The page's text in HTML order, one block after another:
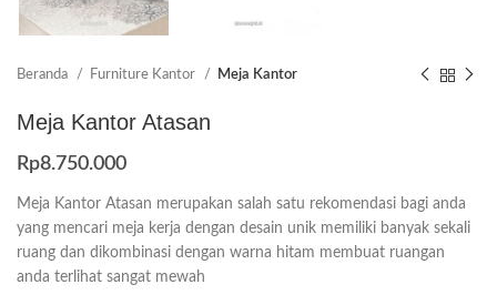
Beranda Furniture Kantor Meja Kantor
Meja Kantor Atasan
Rp8.750.000
Meja Kantor Atasan merupakan salah satu rekomendasi bagi anda
yang mencari meja kerja dengan desain unik memiliki banyak sekali
ruang dan dikombinasi dengan warna hitam membuat ruangan
anda terlihat sangat mewah